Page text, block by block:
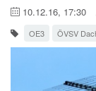
10.12.16, 17:30
OE3 ÖVSV